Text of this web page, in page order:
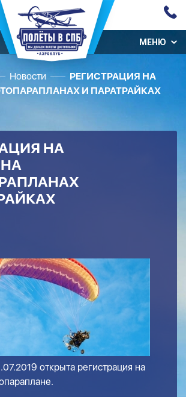
МЕНЮ
Новости
РЕГИСТРАЦИЯ НА
И ПАРАТРАЙКАХ
НА
открыта регистрация на